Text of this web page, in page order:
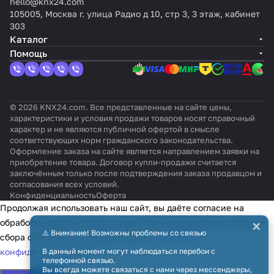
иком
влаж
ност
и Z35
v3,
цвет:
е
are
TMD
,
цве
ебр
яны
й
ого
цвет:
Белы
й,
Глянц
евый
ерату
Белы
й,
оттен
овая
кость
управл
поз./
ПИ/
+50°C
ерат
Серы
й,
оттен
лый
ры,
й,
оттен
ок:
кость
оттен
й лак
ная
том
барха
Поляр
белиз
матов
ый
105005, Москва г. улица Радио д 10, стр 3, 3 этаж, кабинет
303
Каталог
Помощь
© 2026 KNX24.com. Все представленные на сайте цены,
характеристики и условия продажи товаров носят справочный
характер и не являются публичной офертой в смысле
соответствующих норм гражданского законодательства.
Оформление заказа на сайте является направлением заявки на
приобретение товара. Договор купли-продажи считается
заключённым только после подтверждения заказа продавцом и
согласования всех условий.
КонфиденциальностьОферта
⚠️ Внимание! Возможны проблемы со связью
В данный момент могут наблюдаться перебои с
телефонной связью.
Вы всегда можете связаться с нами через мессенджеры,
×
Продолжая использовать наш сайт, вы даёте согласие на
обработку файлов cookie в целях функционирования сайта и
сбора статистики в соответствии сполитикой
конфиденциальности